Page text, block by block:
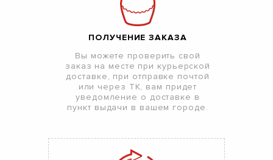
ПОЛУЧЕНИЕ ЗАКАЗА
Вы можете проверить свой
заказ на месте при курьерской
доставке, при отправке почтой
или через ТК, вам придет
уведомление о доставке в
пункт выдачи в вашем городе.